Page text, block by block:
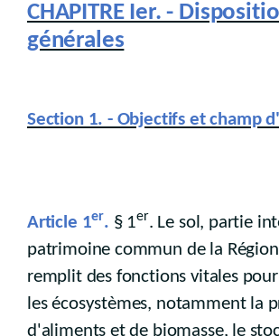
CHAPITRE Ier. -
générales
Section 1. - Objectifs et champ
Article 1er. § 1er. Le sol, partie
patrimoine commun de la
remplit des fonctions vitales
les écosystèmes, notamment la
d'aliments et de biomasse, le